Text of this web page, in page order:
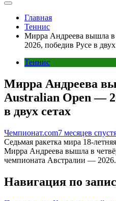
Главная
Теннис
Мирра Андреева вышла
2026, победив Русе в двух
Теннис
Мирра Андреева
Australian Open —
в двух сетах
Чемпионат.com7 месяцев
Седьмая ракетка мира 18-
Мирра Андреева вышла в
чемпионата Австралии — 2026.
Навигация по